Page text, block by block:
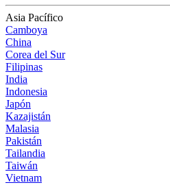
Asia Pacífico
Camboya
China
Corea del Sur
Filipinas
India
Indonesia
Japón
Kazajistán
Malasia
Pakistán
Tailandia
Taiwán
Vietnam